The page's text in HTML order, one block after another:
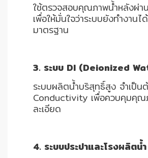
ใช้ตรวจสอบคุณภาพน้ำหลังผ่า
เพื่อให้มั่นใจว่าระบบยังทำงานไ
มาตรฐาน
3. ระบบ DI (Deionized
ระบบผลิตน้ำบริสุทธิ์สูง จำเป็น
Conductivity เพื่อควบคุมคุณ
ละเอียด
4. ระบบประปาและโรงผลิตน้ำ